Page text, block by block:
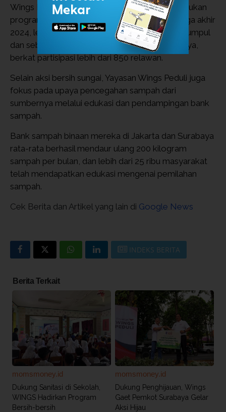
Wings Peduli telah secara berkelanjutan melakukan
program serupa di berbagai titik aliran air. Hingga akhir
2024, lebih dari 2 ton sampah sungai telah terkumpul
dan sebagian besar telah dikelola sesuai jenisnya,
berkat partisipasi lebih dari 850 relawan.
Selain aksi bersih sungai, Yayasan Wings Peduli juga
fokus pada upaya pencegahan sampah dari
sumbernya melalui edukasi dan pendampingan bank
sampah.
Bank sampah binaan mereka di Jakarta dan Surabaya
rata-rata berhasil mendaur ulang 200 kilogram
sampah per bulan, dan lebih dari 25 ribu masyarakat
telah mendapatkan edukasi mengenai pemilahan
sampah.
Cek Berita dan Artikel yang lain di Google News
INDEKS BERITA
Berita Terkait
momsmoney.id
Dukung Sanitasi di Sekolah,
WINGS Hadirkan Program
Bersih-bersih
momsmoney.id
Dukung Penghijauan, Wings
Gaet Pemkot Surabaya Gelar
Aksi Hijau